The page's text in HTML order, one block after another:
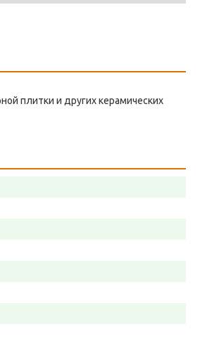
плитки и других керамических